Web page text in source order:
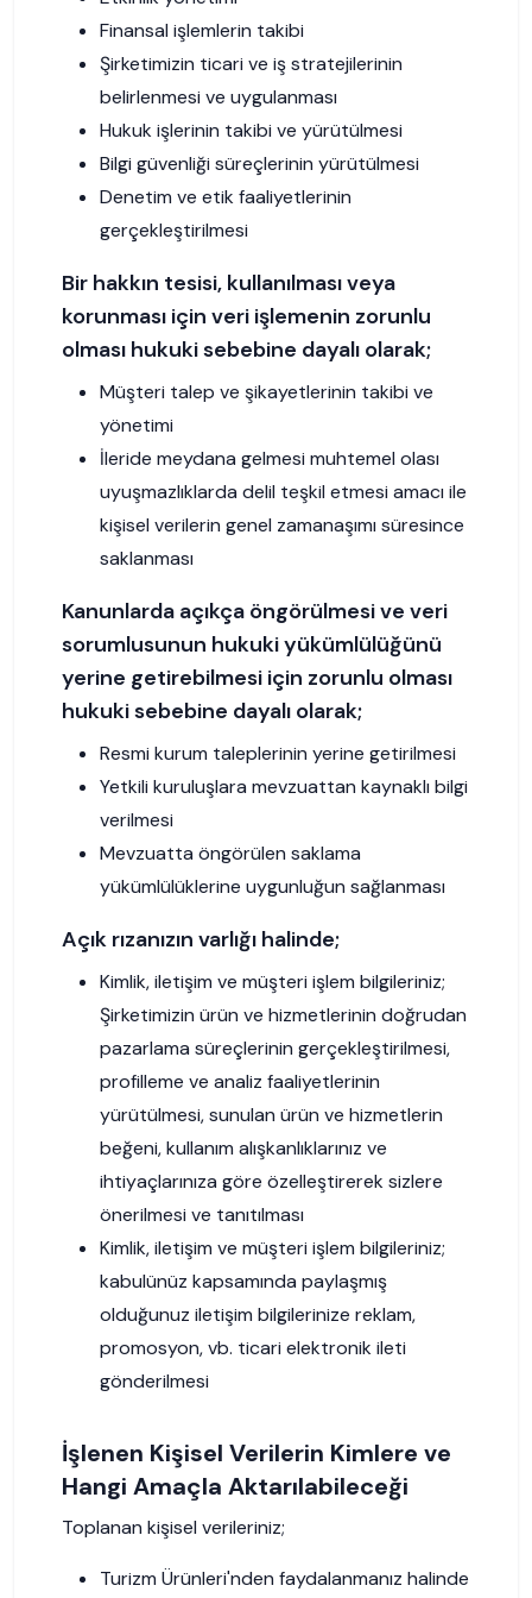
Finansal işlemlerin takibi
Şirketimizin ticari ve iş stratejilerinin
belirlenmesi ve uygulanması
Hukuk işlerinin takibi ve yürütülmesi
Bilgi güvenliği süreçlerinin yürütülmesi
Denetim ve etik faaliyetlerinin
gerçekleştirilmesi
Bir hakkın tesisi, kullanılması veya
korunması için veri işlemenin zorunlu
olması hukuki sebebine dayalı olarak;
Müşteri talep ve şikayetlerinin takibi ve
yönetimi
İleride meydana gelmesi muhtemel olası
uyuşmazlıklarda delil teşkil etmesi amacı ile
kişisel verilerin genel zamanaşımı süresince
saklanması
Kanunlarda açıkça öngörülmesi ve veri
sorumlusunun hukuki yükümlülüğünü
yerine getirebilmesi için zorunlu olması
hukuki sebebine dayalı olarak;
Resmi kurum taleplerinin yerine getirilmesi
Yetkili kuruluşlara mevzuattan kaynaklı bilgi
verilmesi
Mevzuatta öngörülen saklama
yükümlülüklerine uygunluğun sağlanması
Açık rızanızın varlığı halinde;
Kimlik, iletişim ve müşteri işlem bilgileriniz;
Şirketimizin ürün ve hizmetlerinin doğrudan
pazarlama süreçlerinin gerçekleştirilmesi,
profilleme ve analiz faaliyetlerinin
yürütülmesi, sunulan ürün ve hizmetlerin
beğeni, kullanım alışkanlıklarınız ve
ihtiyaçlarınıza göre özelleştirerek sizlere
önerilmesi ve tanıtılması
Kimlik, iletişim ve müşteri işlem bilgileriniz;
kabulünüz kapsamında paylaşmış
olduğunuz iletişim bilgilerinize reklam,
promosyon, vb. ticari elektronik ileti
gönderilmesi
İşlenen Kişisel Verilerin Kimlere ve
Hangi Amaçla Aktarılabileceği
Toplanan kişisel verileriniz;
Turizm Ürünleri'nden faydalanmanız halinde